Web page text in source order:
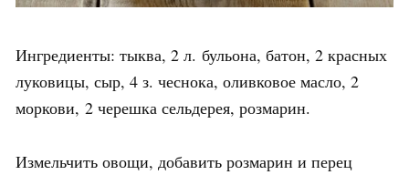
Ингредиенты: тыква, 2 л. бульона, батон, 2 красных
луковицы, сыр, 4 з. чеснока, оливковое масло, 2
моркови, 2 черешка сельдерея, розмарин.
Измельчить овощи, добавить розмарин и перец